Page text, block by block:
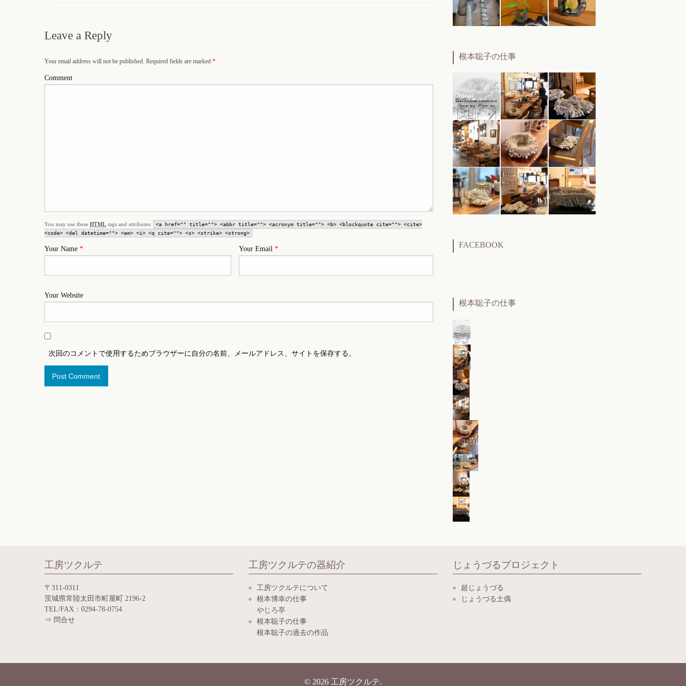
Leave a Reply
Your email address will not be published. Required fields are marked *
Comment
You may use these HTML tags and attributes:
<a href="" title=""> <abbr title=""> <acronym title=""> <b> <blockquote cite=""> <cite>
<code> <del datetime=""> <em> <i> <q cite=""> <s> <strike> <strong>
Your Name * Your Email*
Your Website
次回のコメントで使用するためブラウザーに自分の名前、メールアドレス、サイトを保存する。
根本聡子の仕事
FACEBOOK
根本聡子の仕事
工房ツクルテ
〒311-0311
茨城県常陸太田市町屋町 2196-2
TEL/FAX：0294-78-0754
⇒ 問合せ
工房ツクルテの器紹介
工房ツクルテについて
根本博幸の仕事
やじろ亭
根本聡子の仕事
根本聡子の過去の作品
じょうづるプロジェクト
超じょうづる
じょうづる土偶
© 2026 工房ツクルテ.